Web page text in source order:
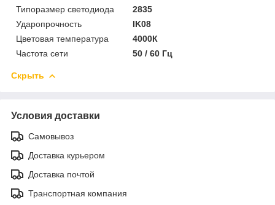
Типоразмер светодиода
2835
Ударопрочность
IK08
Цветовая температура
4000К
Частота сети
50 / 60 Гц
Скрыть
Условия доставки
Самовывоз
Доставка курьером
Доставка почтой
Транспортная компания